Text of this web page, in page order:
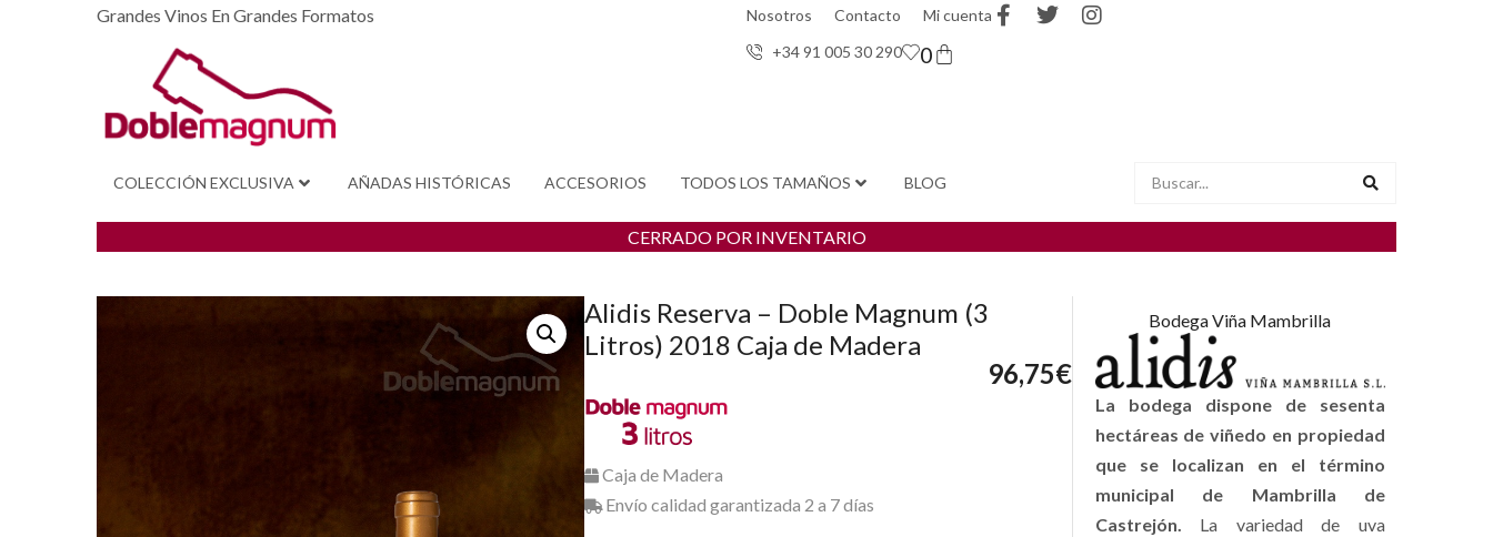
Grandes Vinos En Grandes Formatos Nosotros Contacto
Mi cuenta
+34 91 005 30 290 0
COLECCIÓN EXCLUSIVA AÑADAS HISTÓRICAS ACCESORIOS TODOS LOS TAMAÑOS BLOG
CERRADO POR INVENTARIO
Alidis Reserva – Doble Magnum (3
Litros) 2018 Caja de Madera
96,75€
Caja de Madera
Envío calidad garantizada 2 a 7 días
Bodega Viña Mambrilla
La bodega dispone de sesenta
hectáreas de viñedo en propiedad
que se localizan en el término
municipal de Mambrilla de
Castrejón. La variedad de uva